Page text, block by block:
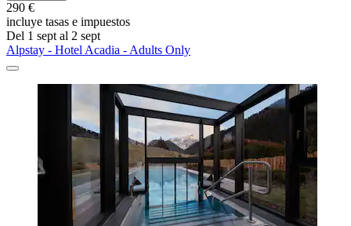
290 €
incluye tasas e impuestos
Del 1 sept al 2 sept
Alpstay - Hotel Acadia - Adults Only